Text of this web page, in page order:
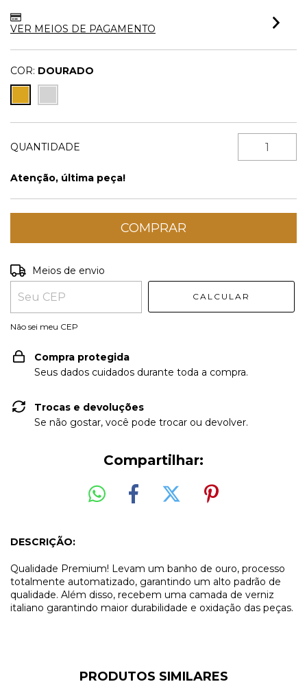
VER MEIOS DE PAGAMENTO
COR: DOURADO
QUANTIDADE
Atenção, última peça!
Entregas para o CEP:
CEP
Meios de envio
CALCULAR
Não sei meu CEP
Compra protegida
Seus dados cuidados durante toda a compra.
Trocas e devoluções
Se não gostar, você pode trocar ou devolver.
Compartilhar:
DESCRIÇÃO:
Qualidade Premium! Levam um banho de ouro, processo
totalmente automatizado, garantindo um alto padrão de
qualidade. Além disso, recebem uma camada de verniz
italiano garantindo maior durabilidade e oxidação das peças.
PRODUTOS SIMILARES